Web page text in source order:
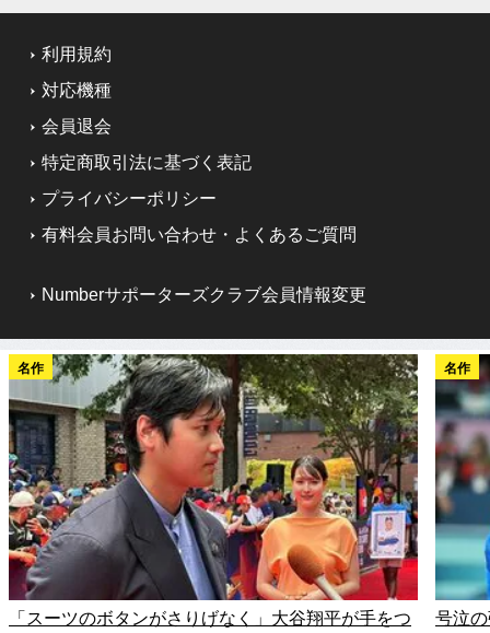
利用規約
対応機種
会員退会
特定商取引法に基づく表記
プライバシーポリシー
有料会員お問い合わせ・よくあるご質問
Numberサポーターズクラブ会員情報変更
名作
「スーツのボタンがさりげなく」大谷翔平が手をつ
名作
号泣